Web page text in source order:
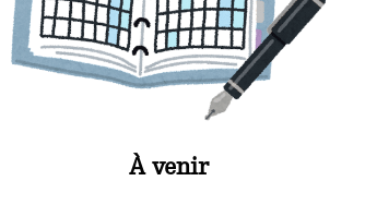
À venir